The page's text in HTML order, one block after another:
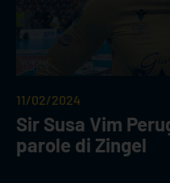
11/02/2024
Sir Susa Vim
parole di Zingel